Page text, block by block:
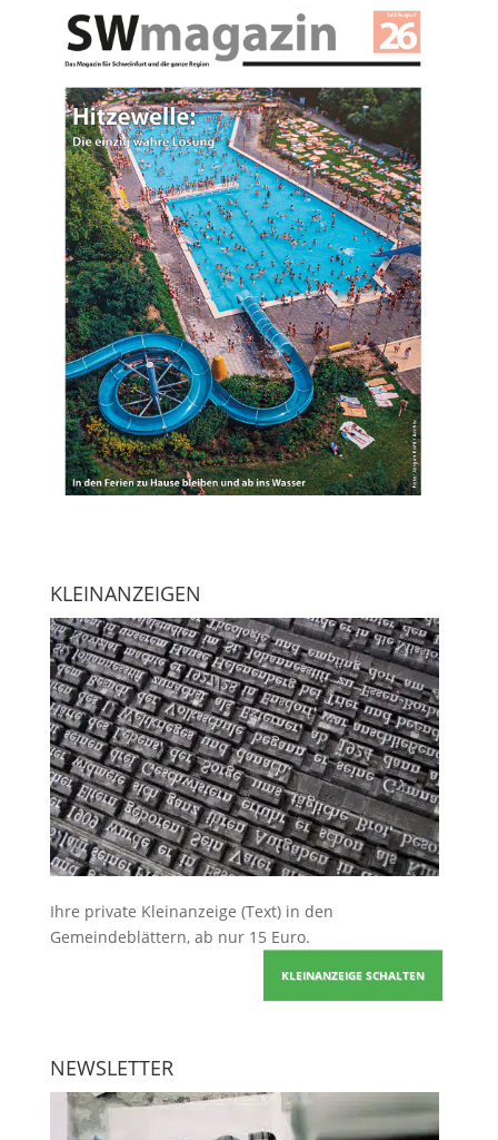
KLEINANZEIGEN
Ihre private Kleinanzeige (Text) in den
Gemeindeblättern, ab nur 15 Euro.
KLEINANZEIGE SCHALTEN
NEWSLETTER